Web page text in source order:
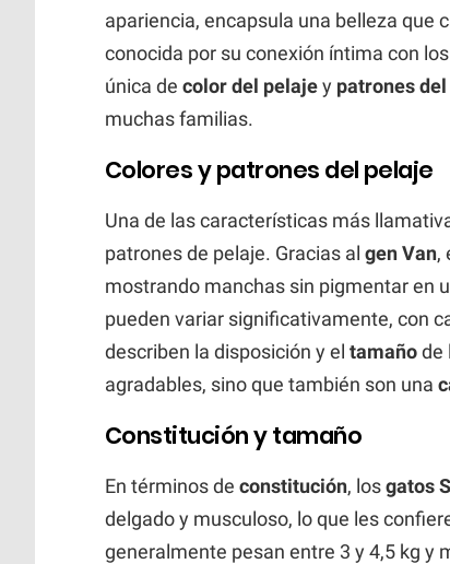
apariencia, encapsula una belleza que
conocida por su conexión íntima con los
única de color del pelajey patrones
muchas familias.
Colores y patrones del pelaje
Una de las características más
patrones de pelaje. Gracias al gen Van,
mostrando manchas sin pigmentar en
pueden variar significativamente, con
describen la disposición y el tamañode
agradables, sino que también son una
Constitución y tamaño
En términos de constitución, losgatos
delgado y musculoso, lo que les
generalmente pesan entre 3 y 4,5 kg y